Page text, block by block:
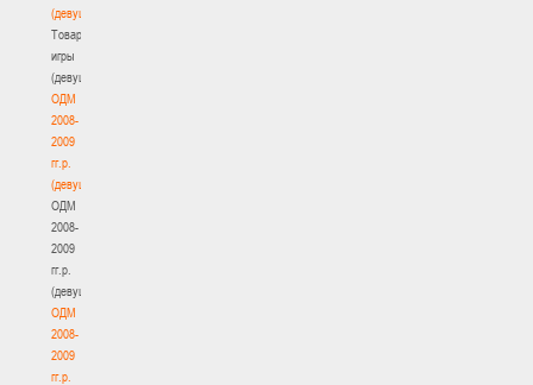
(девушки)
Товарищеские
игры
(девушки)
ОДМ
2008-
2009
гг.р.
(девушки)
ОДМ
2008-
2009
гг.р.
(девушки)
ОДМ
2008-
2009
гг.р.